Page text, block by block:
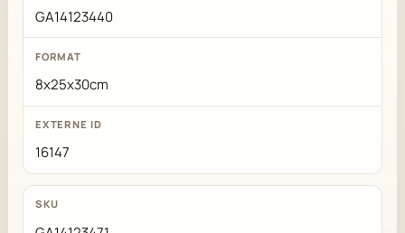
GA14123440
8x25x30cm
16147